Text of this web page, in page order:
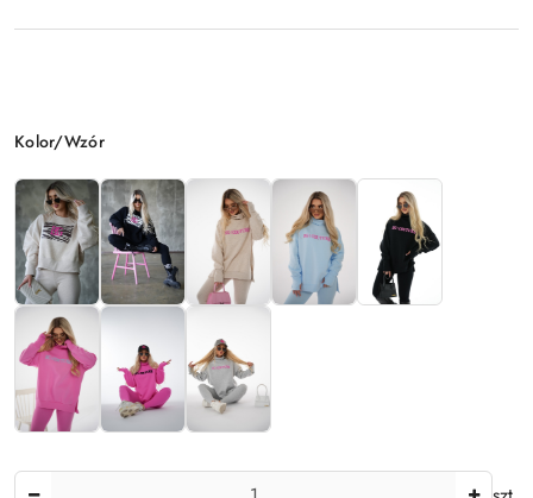
Wariant
Kolor/Wzór